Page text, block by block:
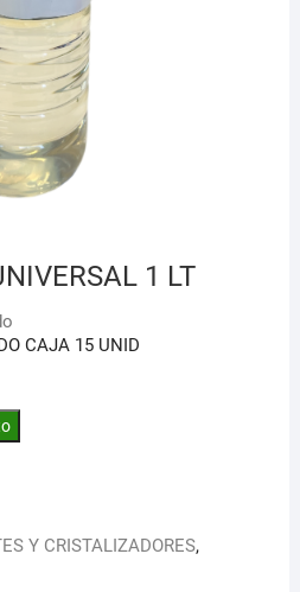
1 LT
CAJA 15 UNID
Y CRISTALIZADORES,